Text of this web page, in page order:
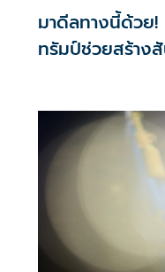
มาดีลทางนี้ด้วย!
ทรัมป์ช่วยสร้าง